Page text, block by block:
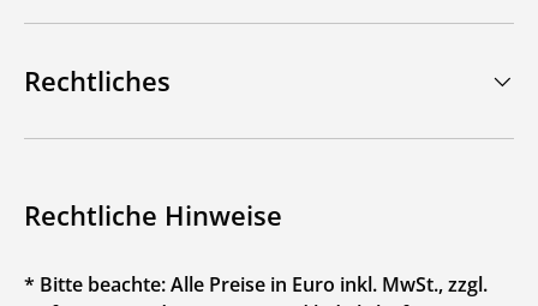
Rechtliches
Rechtliche Hinweise
* Bitte beachte: Alle Preise in Euro inkl. MwSt., zzgl.